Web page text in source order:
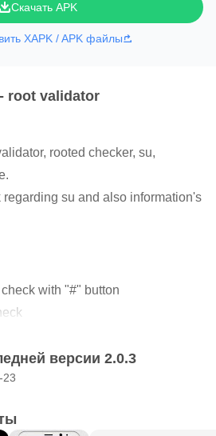
Скачать APK
XAPK / APK файлы
root validator
rooted checker, su,
regarding su and also information's
with "#" button
apps
версии 2.0.3
23